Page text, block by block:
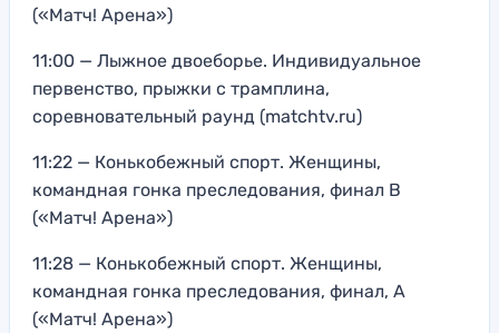
(«Матч! Арена»)
11:00 — Лыжное двоеборье. Индивидуальное
первенство, прыжки с трамплина,
соревновательный раунд (matchtv.ru)
11:22 — Конькобежный спорт. Женщины,
командная гонка преследования, финал В
(«Матч! Арена»)
11:28 — Конькобежный спорт. Женщины,
командная гонка преследования, финал, А
(«Матч! Арена»)